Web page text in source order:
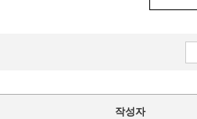
작성자